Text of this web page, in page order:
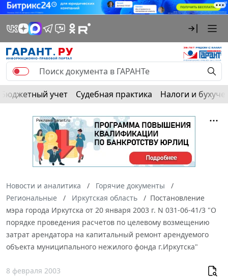
Бюджетный учет Судебная практика Налоги и
Новости и аналитика
Горячие документы
Региональные
Иркутская область
Постановление
мэра города Иркутска от 20 января 2003 г. N 031-06-41/3 "О
порядке проведения расчетов по целевому возмещению
затрат арендатора на капитальный ремонт арендуемого
объекта муниципального нежилого фонда г.Иркутска"
8 февраля 2003